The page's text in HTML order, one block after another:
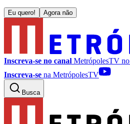
Eu quero! Agora não
Inscreva-se no canal MetrópolesTV no
Inscreva-se na MetrópolesTV
Busca